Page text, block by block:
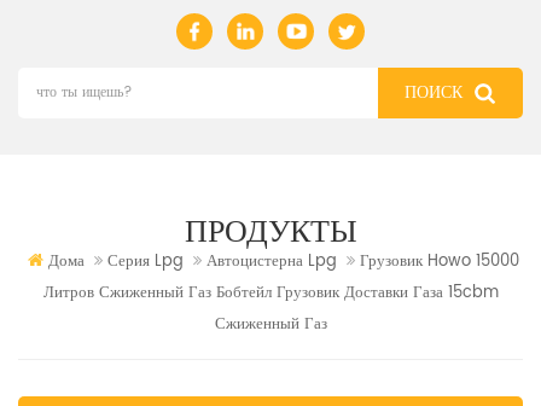
ПРОДУКТЫ
Дома Серия Lpg Автоцистерна Lpg
Грузовик Howo 15000
Литров Сжиженный Газ Бобтейл Грузовик Доставки Газа 15cbm
Сжиженный Газ